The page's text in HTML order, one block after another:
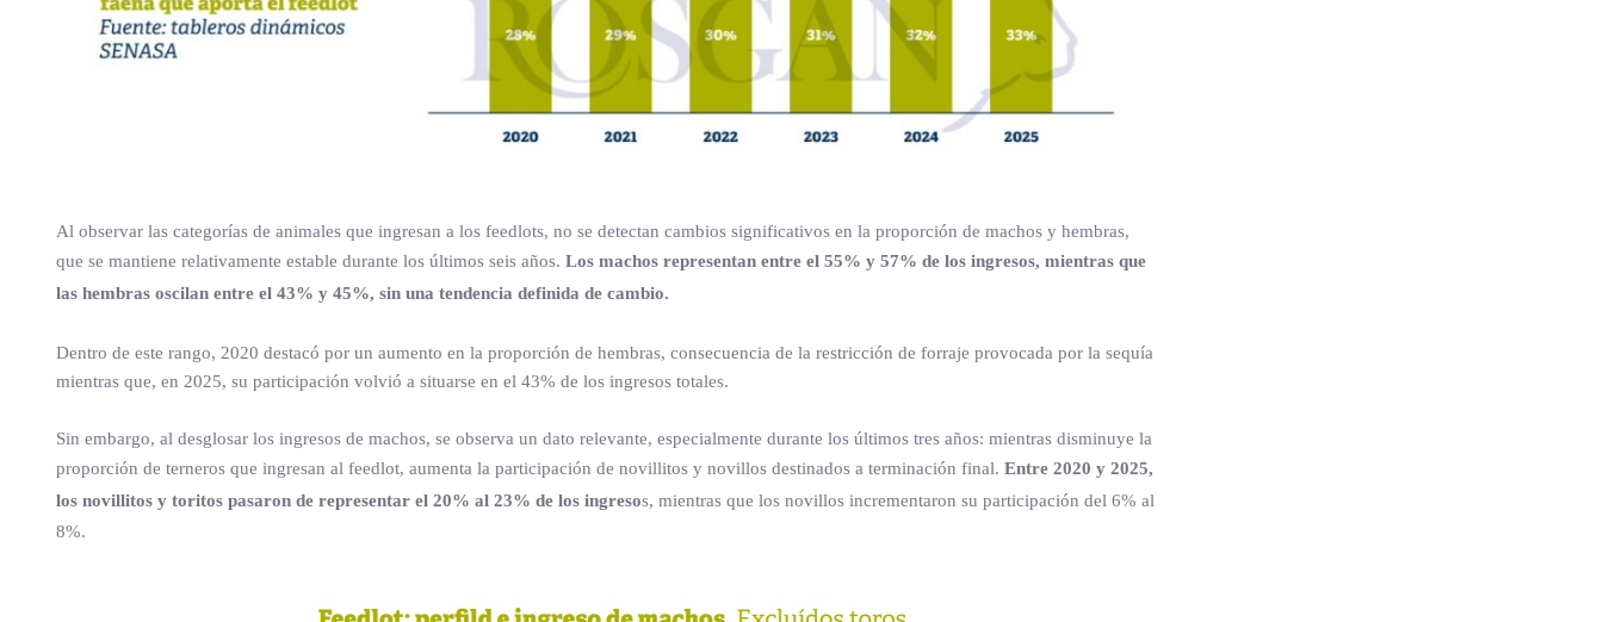
Al observar las categorías de animales que ingresan a los feedlots, no se detectan cambios significativos en la proporción de machos y hembras,
que se mantiene relativamente estable durante los últimos seis años. Los machos representan entre el 55% y 57% de los ingresos, mientras que
las hembras oscilan entre el 43% y 45%, sin una tendencia definida de cambio.
Dentro de este rango, 2020 destacó por un aumento en la proporción de hembras, consecuencia de la restricción de forraje provocada por la sequía
mientras que, en 2025, su participación volvió a situarse en el 43% de los ingresos totales.
Sin embargo, al desglosar los ingresos de machos, se observa un dato relevante, especialmente durante los últimos tres años: mientras disminuye la
proporción de terneros que ingresan al feedlot, aumenta la participación de novillitos y novillos destinados a terminación final. Entre 2020 y 2025,
los novillitos y toritos pasaron de representar el 20% al 23% de los ingresos, mientras que los novillos incrementaron su participación del 6% al
8%.